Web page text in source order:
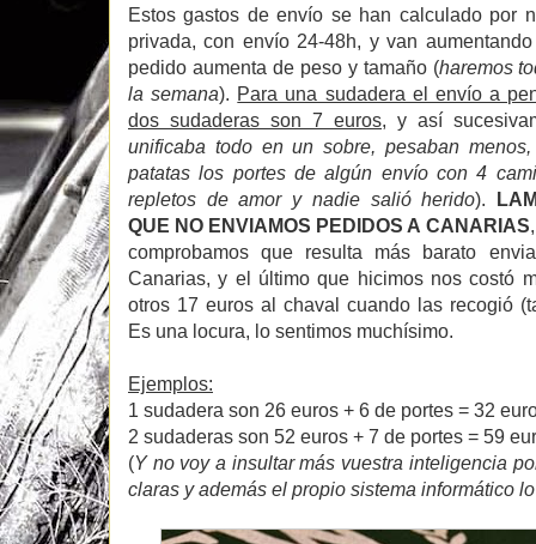
Estos gastos de envío se han calculado por
privada, con envío 24-48h, y van
pedido aumenta de peso y tamaño (haremos
la semana). Para una sudadera el envío a
dos sudaderas son 7 euros, y así
unificaba todo en un sobre, pesaban
patatas los portes de algún envío con 4
repletos de amor y nadie salió herido).
QUE NO ENVIAMOS PEDIDOS A CANARIAS
comprobamos que resulta más barato
Canarias, y el último que hicimos nos costó
otros 17 euros al chaval cuando las recogió
Es una locura, lo sentimos muchísimo.
Ejemplos:
1 sudadera son 26 euros + 6 de portes = 32
2 sudaderas son 52 euros + 7 de portes = 59
(Y no voy a insultar más vuestra inteligencia
claras y además el propio sistema informático